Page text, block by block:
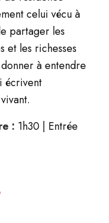
celui vécu à
partager les
et les richesses
à entendre
écrivent
: 1h30 | Entrée